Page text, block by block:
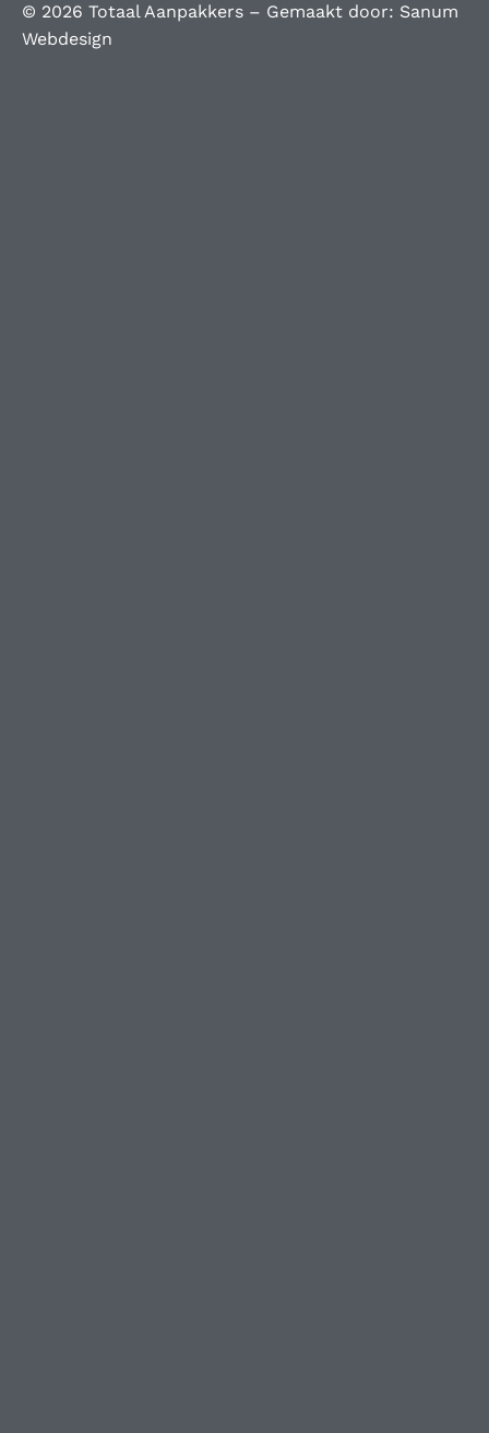
© 2026 Totaal Aanpakkers – Gemaakt door: Sanum
Webdesign